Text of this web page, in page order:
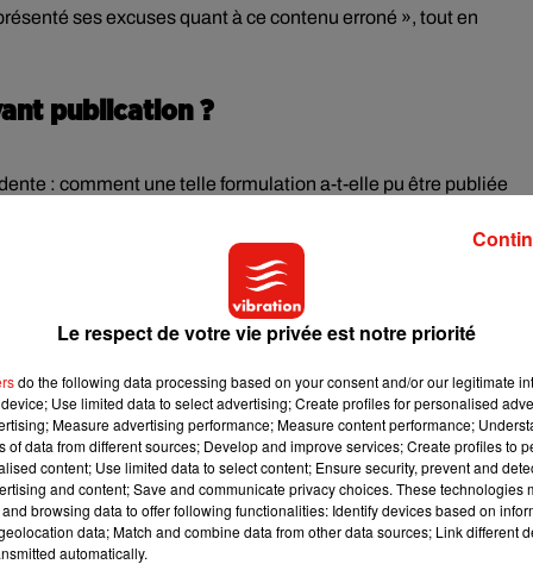
ses excuses quant à ce contenu erroné », tout en
publication ?
: comment une telle formulation a-t-elle pu être publiée
scolaires ne sont-ils pas censés faire l’objet d’un
qu’il n’y paraît. Oui, les manuels sont encadrés par la
une autorité publique.
utilisés en classe soient conformes aux programmes
à garantir la cohérence pédagogique, le respect des
contrôle préalable systématique de chaque contenu. Il
En clair, aucune autorité ne relit chaque phrase avant
Le respect de votre vie privée est notre priorité
do the following data processing based on your consent and/or our legitimate
Use limited data to select advertising; Create profiles for personalised
Measure advertising performance; Measure content performance;
of data from different sources; Develop and improve services; Create profiles to
content; Use limited data to select content; Ensure security, prevent and
and content; Save and communicate privacy choices. These technologies
browsing data to offer following functionalities: Identify devices based on
data; Match and combine data from other data sources; Link different
automatically.